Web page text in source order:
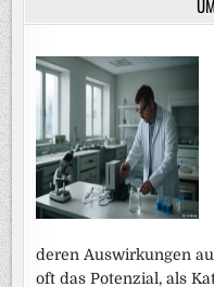
deren Auswirkungen
oft das Potenzial, als